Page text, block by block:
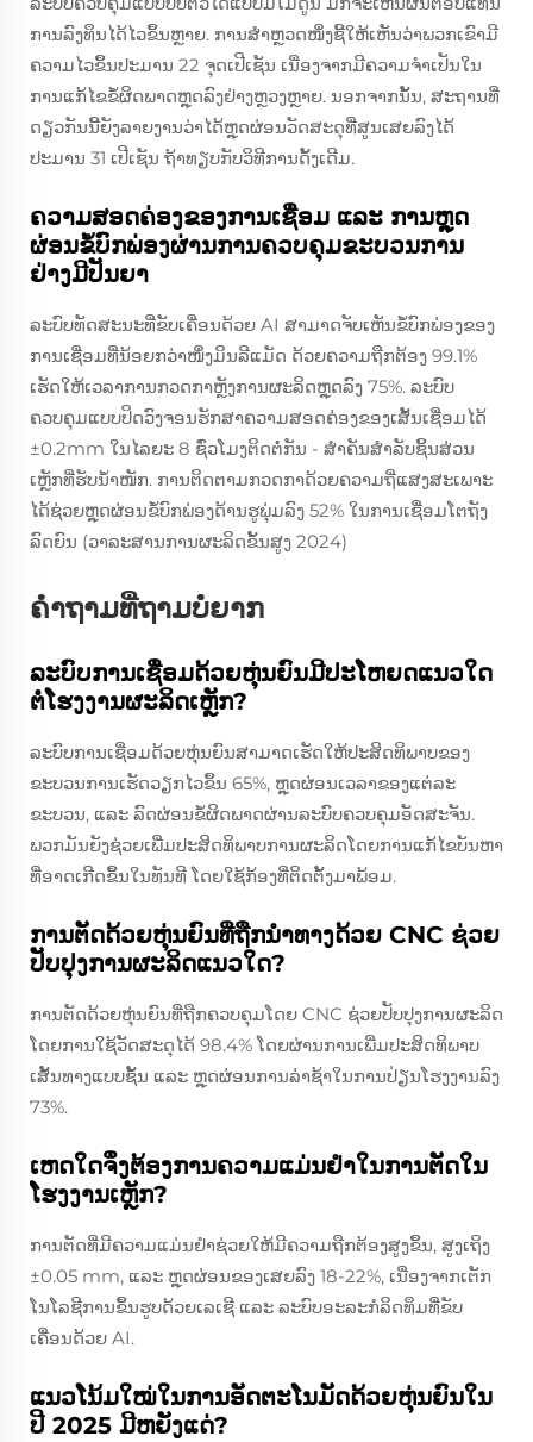
ການລົງທຶນໄດ້ໄວຂຶ້ນຫຼາຍ. ການສໍາຫຼວດໜຶ່ງຊີ້ໃຫ້ເຫັນວ່າພວກເຂົາມີ
ຄວາມໄວຂຶ້ນປະມານ 22 ຈຸດເປີເຊັນ ເນື່ອງຈາກມີຄວາມຈໍາເປັນໃນ
ການແກ້ໄຂຂໍ້ຜິດພາດຫຼຸດລົງຢ່າງຫຼວງຫຼາຍ. ນອກຈາກນັ້ນ, ສະຖານທີ່
ດຽວກັນນີ້ຍັງລາຍງານວ່າໄດ້ຫຼຸດຜ່ອນວັດສະດຸທີ່ສູນເສຍລົງໄດ້
ປະມານ 31 ເປີເຊັນ ຖ້າທຽບກັບວິທີການດັ້ງເດີມ.
ຄວາມສອດຄ່ອງຂອງການເຊື່ອມ ແລະ ການຫຼຸດ
ຜ່ອນຂໍ້ບົກພ່ອງຜ່ານການຄວບຄຸມຂະບວນການ
ຢ່າງມີປັນຍາ
ລະບົບທັດສະນະທີ່ຂັບເຄື່ອນດ້ວຍ AI ສາມາດຈັບເຫັນຂໍ້ບົກພ່ອງຂອງ
ການເຊື່ອມທີ່ນ້ອຍກວ່າໜຶ່ງມິນລີແມັດ ດ້ວຍຄວາມຖືກຕ້ອງ 99.1%
ເຮັດໃຫ້ເວລາການກວດກາຫຼັງການຜະລິດຫຼຸດລົງ 75%. ລະບົບ
ຄວບຄຸມແບບປິດວົງຈອນຮັກສາຄວາມສອດຄ່ອງຂອງເສັ້ນເຊື່ອມໄດ້
±0.2mm ໃນໄລຍະ 8 ຊົ່ວໂມງຕິດຕໍ່ກັນ - ສຳຄັນສຳລັບຊິ້ນສ່ວນ
ເຫຼັກທີ່ຮັບນ້ຳໜັກ. ການຕິດຕາມກວດກາດ້ວຍຄວາມຖີ່ແສງສະເພາະ
ໄດ້ຊ່ວຍຫຼຸດຜ່ອນຂໍ້ບົກພ່ອງດ້ານຮູພຸ່ມລົງ 52% ໃນການເຊື່ອມໂຕຖັງ
ລົດຍົນ (ວາລະສານການຜະລິດຂັ້ນສູງ 2024)
ຄຳຖາມທີ່ຖາມບໍ່ຍາກ
ລະບົບການເຊື່ອມດ້ວຍຫຸ່ນຍົນມີປະໂຫຍດແນວໃດ
ຕໍ່ໂຮງງານຜະລິດເຫຼັກ?
ລະບົບການເຊື່ອມດ້ວຍຫຸ່ນຍົນສາມາດເຮັດໃຫ້ປະສິດທິພາບຂອງ
ຂະບວນການເຮັດວຽກໄວຂຶ້ນ 65%, ຫຼຸດຜ່ອນເວລາຂອງແຕ່ລະ
ຂະບວນ, ແລະ ລົດຜ່ອນຂໍ້ຜິດພາດຜ່ານລະບົບຄວບຄຸມອັດສະຈັນ.
ພວກມັນຍັງຊ່ວຍເພີ່ມປະສິດທິພາບການຜະລິດໂດຍການແກ້ໄຂບັນຫາ
ທີ່ອາດເກີດຂຶ້ນໃນທັນທີ ໂດຍໃຊ້ກ້ອງທີ່ຕິດຕັ້ງມາພ້ອມ.
ການຕັດດ້ວຍຫຸ່ນຍົນທີ່ຖືກນຳທາງດ້ວຍ CNC ຊ່ວຍ
ປັບປຸງການຜະລິດແນວໃດ?
ການຕັດດ້ວຍຫຸ່ນຍົນທີ່ຖືກຄວບຄຸມໂດຍ CNC ຊ່ວຍປັບປຸງການຜະລິດ
ໂດຍການໃຊ້ວັດສະດຸໄດ້ 98.4% ໂດຍຜ່ານການເພີ່ມປະສິດທິພາບ
ເສັ້ນທາງແບບຊັ້ນ ແລະ ຫຼຸດຜ່ອນການລ່າຊ້າໃນການປ່ຽນໂຮງງານລົງ
73%.
ເຫດໃດຈຶ່ງຕ້ອງການຄວາມແມ່ນຢໍາໃນການຕັດໃນ
ໂຮງງານເຫຼັກ?
ການຕັດທີ່ມີຄວາມແມ່ນຢໍາຊ່ວຍໃຫ້ມີຄວາມຖືກຕ້ອງສູງຂຶ້ນ, ສູງເຖິງ
±0.05 mm, ແລະ ຫຼຸດຜ່ອນຂອງເສຍລົງ 18-22%, ເນື່ອງຈາກເຕັກ
ໂນໂລຊີການຂຶ້ນຮູບດ້ວຍເລເຊີ ແລະ ລະບົບອະລະກໍລິດທຶມທີ່ຂັບ
ເຄື່ອນດ້ວຍ AI.
ແນວໂນ້ມໃໝ່ໃນການອັດຕະໂນມັດດ້ວຍຫຸ່ນຍົນໃນ
ປີ 2025 ມີຫຍັງແດ່?